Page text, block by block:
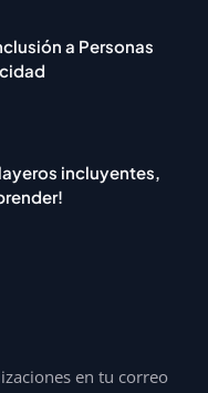
a Personas
incluyentes,
en tu correo